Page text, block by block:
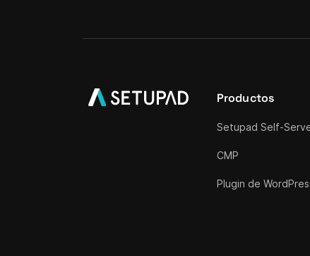
Productos
Setupad Self-
CMP
Plugin de